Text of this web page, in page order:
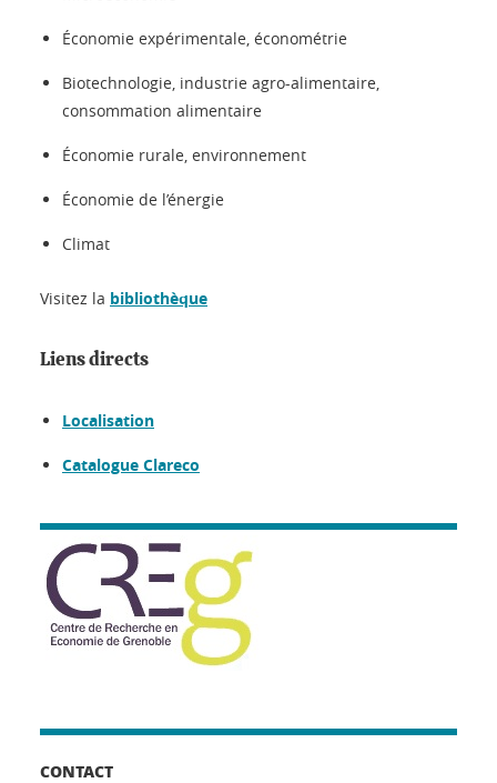
Économie expérimentale, économétrie
Biotechnologie, industrie agro-alimentaire,
consommation alimentaire
Économie rurale, environnement
Économie de l’énergie
Climat
Visitez la bibliothèque
Liens directs
Localisation
Catalogue Clareco
CONTACT